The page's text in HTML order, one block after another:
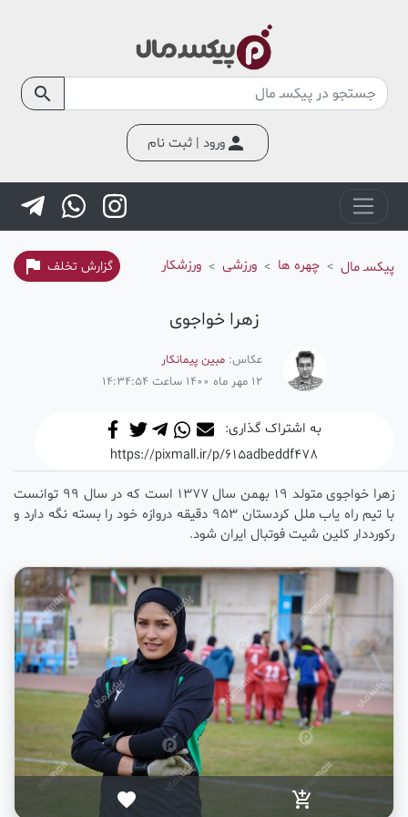
search
personورود | ثبت نام
پیکسـ مال چهره ها ورزشی ورزشکار گزارش تخلف flag
زهرا خواجوی
عکاس: مبین پیمانکار
12 مهر ماه 1400 ساعت 14:34:54
به اشتراک گذاری:
https://pixmall.ir/p/615adbeddf478
زهرا خواجوی متولد 19 بهمن سال 1377 است که در سال 99 توانست
با تیم راه یاب ملل کردستان 953 دقیقه دروازه خود را بسته نگه دارد و
رکورددار کلین شیت فوتبال ایران شود.
add_shopping_cart
favorite